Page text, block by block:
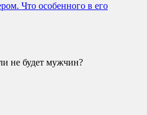
Что особенного в его
не будет мужчин?